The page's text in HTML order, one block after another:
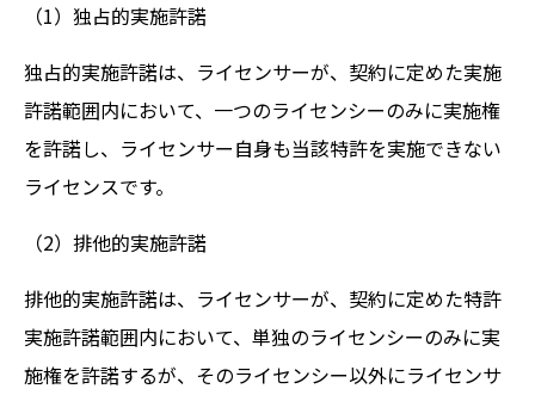
（1）独占的実施許諾
独占的実施許諾は、ライセンサーが、契約に定めた実施
許諾範囲内において、一つのライセンシーのみに実施権
を許諾し、ライセンサー自身も当該特許を実施できない
ライセンスです。
（2）排他的実施許諾
排他的実施許諾は、ライセンサーが、契約に定めた特許
実施許諾範囲内において、単独のライセンシーのみに実
施権を許諾するが、そのライセンシー以外にライセンサ